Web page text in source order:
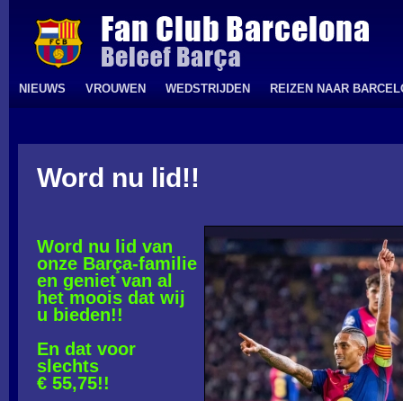
NIEUWS VROUWEN WEDSTRIJDEN REIZEN NAAR
Word nu lid!!
Word nu lid van
onze Barça-familie
en geniet van al
het moois dat wij
u bieden!!
En dat voor
slechts
€ 55,75!!